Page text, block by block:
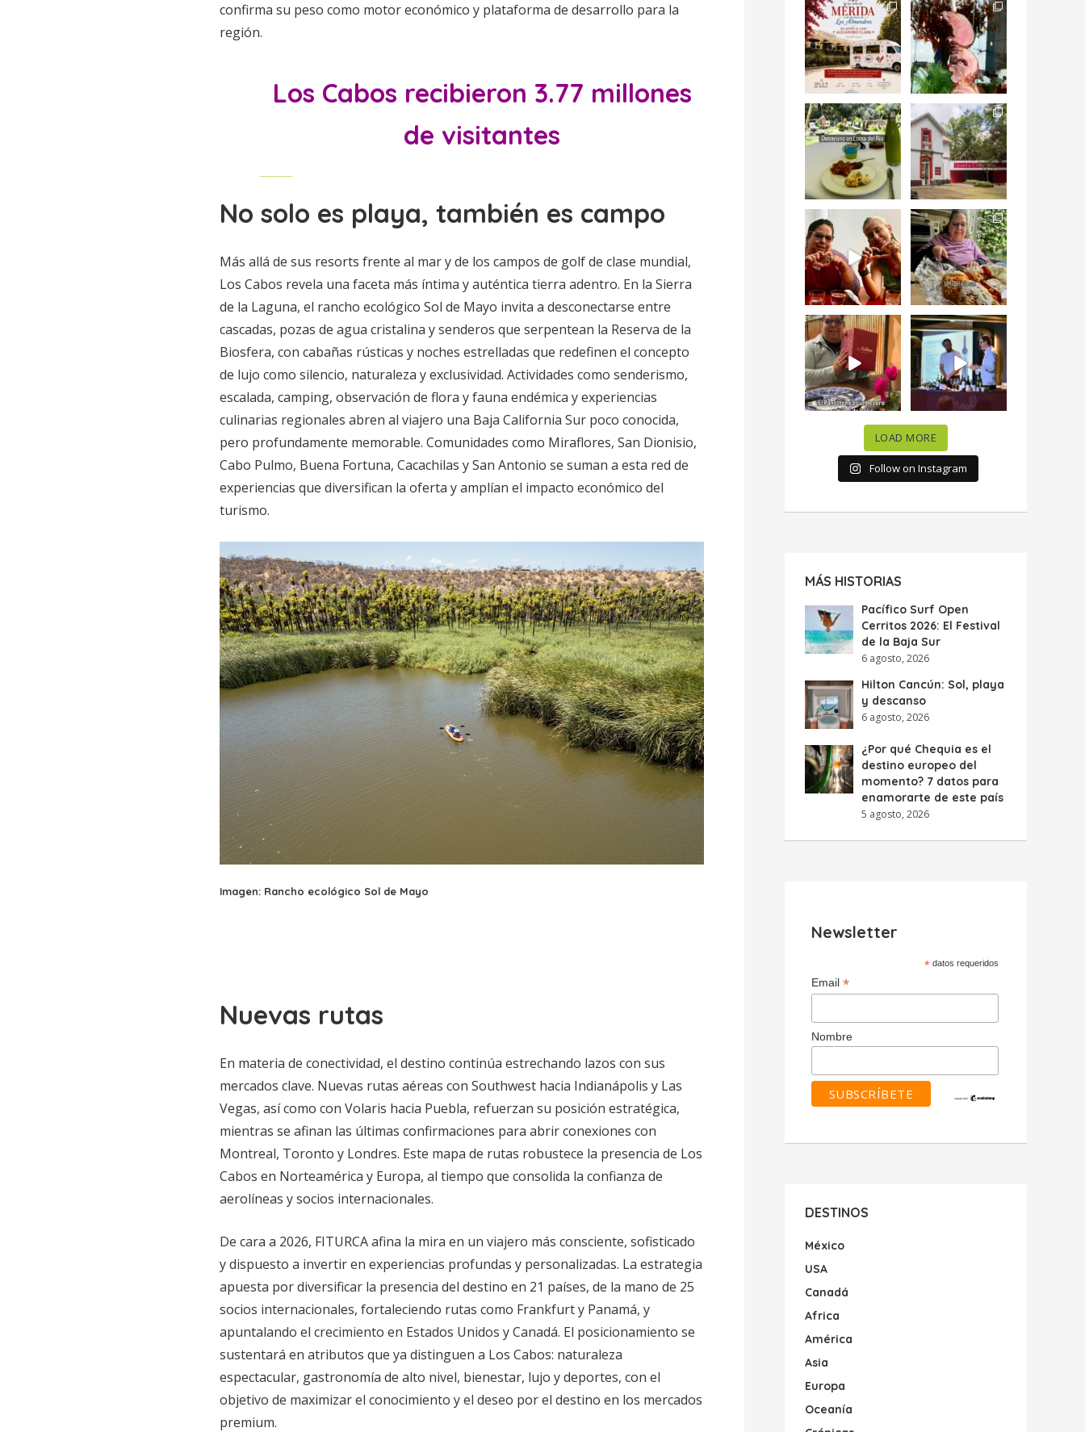
confirma su peso como motor económico y plataforma de desarrollo para la
región.​
Los Cabos recibieron 3.77 millones
de visitantes
No solo es playa, también es campo
Más allá de sus resorts frente al mar y de los campos de golf de clase mundial,
Los Cabos revela una faceta más íntima y auténtica tierra adentro. En la Sierra
de la Laguna, el rancho ecológico Sol de Mayo invita a desconectarse entre
cascadas, pozas de agua cristalina y senderos que serpentean la Reserva de la
Biosfera, con cabañas rústicas y noches estrelladas que redefinen el concepto
de lujo como silencio, naturaleza y exclusividad. Actividades como senderismo,
escalada, camping, observación de flora y fauna endémica y experiencias
culinarias regionales abren al viajero una Baja California Sur poco conocida,
pero profundamente memorable. Comunidades como Miraflores, San Dionisio,
Cabo Pulmo, Buena Fortuna, Cacachilas y San Antonio se suman a esta red de
experiencias que diversifican la oferta y amplían el impacto económico del
turismo.​
Imagen: Rancho ecológico Sol de Mayo
Nuevas rutas
En materia de conectividad, el destino continúa estrechando lazos con sus
mercados clave. Nuevas rutas aéreas con Southwest hacia Indianápolis y Las
Vegas, así como con Volaris hacia Puebla, refuerzan su posición estratégica,
mientras se afinan las últimas confirmaciones para abrir conexiones con
Montreal, Toronto y Londres. Este mapa de rutas robustece la presencia de Los
Cabos en Norteamérica y Europa, al tiempo que consolida la confianza de
aerolíneas y socios internacionales.​
De cara a 2026, FITURCA afina la mira en un viajero más consciente, sofisticado
y dispuesto a invertir en experiencias profundas y personalizadas. La estrategia
apuesta por diversificar la presencia del destino en 21 países, de la mano de 25
socios internacionales, fortaleciendo rutas como Frankfurt y Panamá, y
apuntalando el crecimiento en Estados Unidos y Canadá. El posicionamiento se
sustentará en atributos que ya distinguen a Los Cabos: naturaleza
espectacular, gastronomía de alto nivel, bienestar, lujo y deportes, con el
objetivo de maximizar el conocimiento y el deseo por el destino en los mercados
premium.​
Siempre me mueven
las causas y comer
con causa es...
12 0
Fuimos a celebrar a
mis dos #mamás
más cercanas mi...
17 0
Levantarse, escuchar
el río correr y sentir
el...
19 0
Esta
#NochedeMuseos
en la
#QuintaColorada
el...
12 0
¡Qué desayuno tan
increíble en
@LasQuinceLetras!...
28 3
Me tocó rosca de
Tagers un
restaurante de
Avenida...
50 10
“En #Mallorca
Ciudad de México
celebramos la...
63 7
#SoaunFusionMexic
o una noche única
donde España y...
10 0
LOAD MORE
Follow on Instagram
MÁS HISTORIAS
Pacífico Surf Open
Cerritos 2026: El Festival
de la Baja Sur
6 agosto, 2026
Hilton Cancún: Sol, playa
y descanso
6 agosto, 2026
¿Por qué Chequia es el
destino europeo del
momento? 7 datos para
enamorarte de este país
5 agosto, 2026
Newsletter
* datos requeridos
Email *
Nombre
DESTINOS
México
USA
Canadá
Africa
América
Asia
Europa
Oceanía